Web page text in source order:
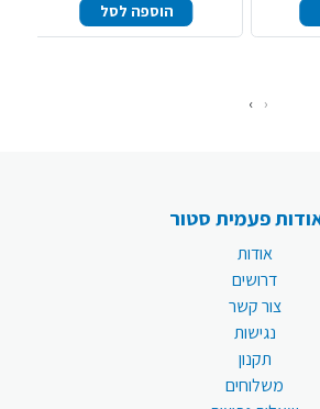
הוספה לסל
‹
›
פעמית סטור
אודות
דרושים
צור קשר
נגישות
תקנון
משלוחים